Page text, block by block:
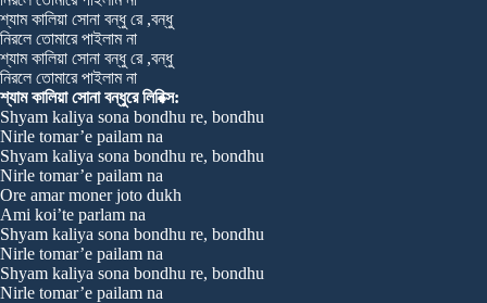
শ্যাম কালিয়া সোনা বন্ধু রে ,বন্ধু
নিরলে তোমারে পাইলাম না
শ্যাম কালিয়া সোনা বন্ধু রে ,বন্ধু
নিরলে তোমারে পাইলাম না
শ্যাম কালিয়া সোনা বন্ধুরে লিরিক্স:
Shyam kaliya sona bondhu re, bondhu
Nirle tomar’e pailam na
Shyam kaliya sona bondhu re, bondhu
Nirle tomar’e pailam na
Ore amar moner joto dukh
Ami koi’te parlam na
Shyam kaliya sona bondhu re, bondhu
Nirle tomar’e pailam na
Shyam kaliya sona bondhu re, bondhu
Nirle tomar’e pailam na